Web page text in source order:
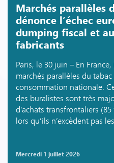
Marchés parallèles
dénonce l’échec
dumping fiscal et
fabricants
Paris, le 30 juin – En
marchés parallèles du
consommation nationale.
des buralistes sont très
d’achats transfrontaliers
lors qu’ils n’excèdent pas
mercredi 1 juillet 2026